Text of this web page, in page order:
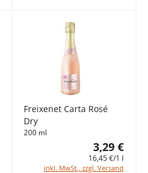
Freixenet Carta Rosé
Dry
200 ml
3,29 €
16,45 €/1 l
inkl. MwSt., zzgl. Versand